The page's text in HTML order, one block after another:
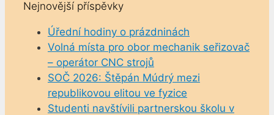
Nejnovější příspěvky
Úřední hodiny o prázdninách
Volná místa pro obor mechanik seřizovač
– operátor CNC strojů
SOČ 2026: Štěpán Múdrý mezi
republikovou elitou ve fyzice
Studenti navštívili partnerskou školu v